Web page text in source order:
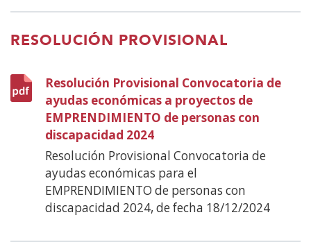
RESOLUCIÓN PROVISIONAL
Resolución Provisional Convocatoria de
ayudas económicas a proyectos de
EMPRENDIMIENTO de personas con
discapacidad 2024
en
nueva
ventana)
Resolución Provisional Convocatoria de
ayudas económicas para el
EMPRENDIMIENTO de personas con
discapacidad 2024, de fecha 18/12/2024